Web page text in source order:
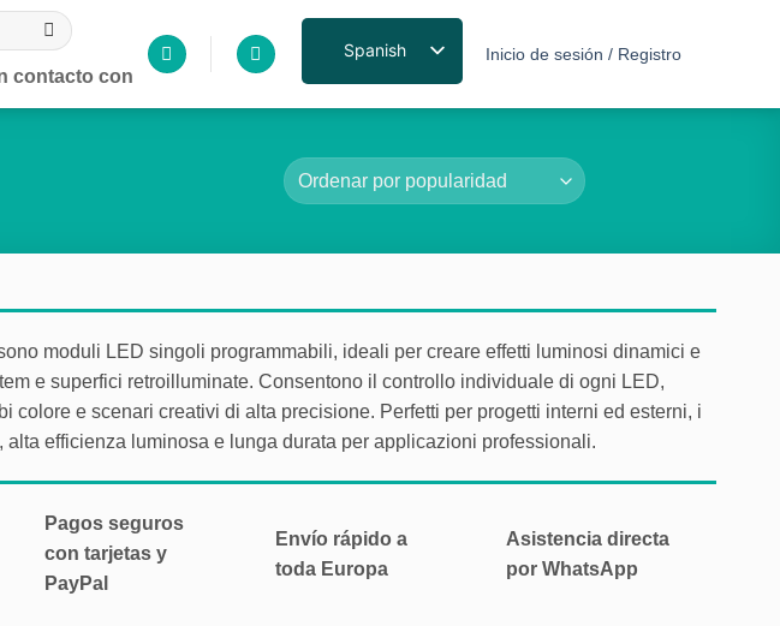
contacto con
Spanish Inicio de sesión / Registro
moduli LED singoli programmabili, ideali per creare effetti luminosi dinamici e
e superfici retroilluminate. Consentono il controllo individuale di ogni LED,
colore e scenari creativi di alta precisione. Perfetti per progetti interni ed esterni, i
alta efficienza luminosa e lunga durata per applicazioni professionali.
Pagos seguros
con tarjetas y
PayPal
Envío rápido a
toda Europa
Asistencia directa
por WhatsApp